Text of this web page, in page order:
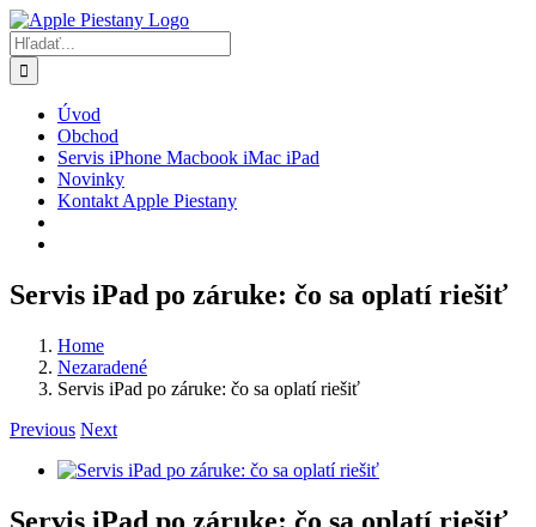
Skip
to
content
Hľadať:
Úvod
Obchod
Servis iPhone Macbook iMac iPad
Novinky
Kontakt Apple Piestany
Servis iPad po záruke: čo sa oplatí riešiť
Home
Nezaradené
Servis iPad po záruke: čo sa oplatí riešiť
Previous Next
Zobraziť
obrázok
Servis iPad po záruke: čo sa oplatí riešiť